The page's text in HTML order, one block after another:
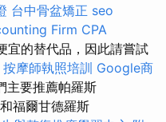
台中骨盆矯正 seo
Firm CPA
宜的替代品，因此請嘗試
按摩師執照培訓 Google商
主要推薦帕羅斯
福爾甘德羅斯